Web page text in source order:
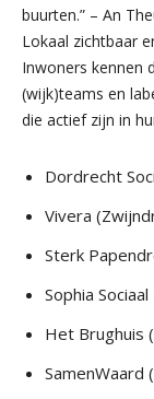
buurten.” – An
Lokaal zichtbaar
Inwoners kennen
(wijk)teams en
die actief zijn in
Dordrecht
Vivera
Sterk
Sophia
Het Brughuis
SamenWaard